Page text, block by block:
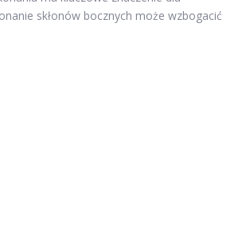
skłonów bocznych może wzbogacić